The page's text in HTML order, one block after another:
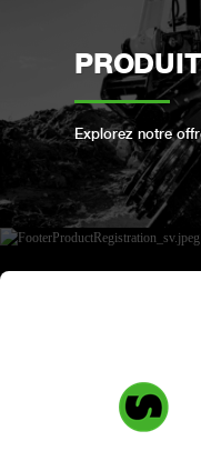
Explorez notre
Enregistrez votre